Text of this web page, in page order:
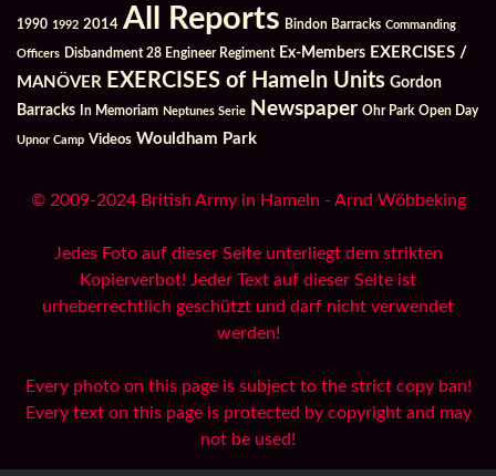
1990 1992 2014 All Reports Bindon Barracks Commanding
Officers Disbandment 28 Engineer Regiment Ex-Members EXERCISES /
MANÖVER EXERCISES of Hameln Units Gordon
Barracks
In Memoriam Neptunes Serie Newspaper Ohr Park Open Day
Upnor Camp Videos Wouldham Park
© 2009-2024 British Army in Hameln - Arnd Wöbbeking
Jedes Foto auf dieser Seite unterliegt dem strikten
Kopierverbot! Jeder Text auf dieser Seite ist
urheberrechtlich geschützt und darf nicht verwendet
werden!
Every photo on this page is subject to the strict copy ban!
Every text on this page is protected by copyright and may
not be used!